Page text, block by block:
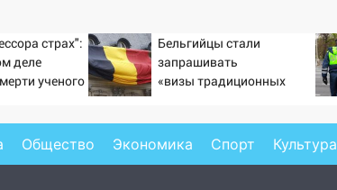
страх":
деле
ученого
Бельгийцы стали
запрашивать
«визы традиционных
Общество Экономика Спорт Культура